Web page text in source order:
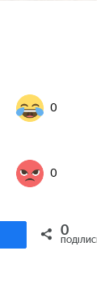
0
0
Поділитися0
ПОДІЛИСЬ